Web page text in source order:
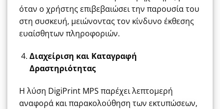
όταν ο χρήστης επιβεβαιώσει την παρουσία του
στη συσκευή, μειώνοντας τον κίνδυνο έκθεσης
ευαίσθητων πληροφοριών.
Διαχείριση και Καταγραφή
Δραστηριότητας
Η λύση DigiPrint MPS παρέχει λεπτομερή
αναφορά και παρακολούθηση των εκτυπώσεων,